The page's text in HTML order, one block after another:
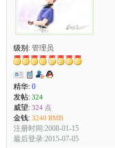
级别: 管理员
精华: 0
发帖: 324
威望: 324 点
金钱: 3240 RMB
注册时间:2008-01-15
最后登录:2015-07-05